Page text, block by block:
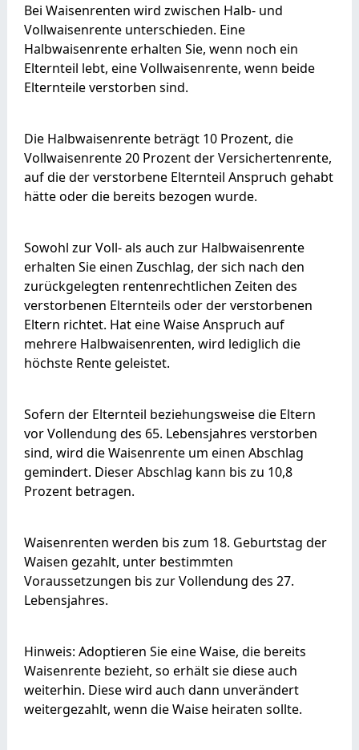
Bei Waisenrenten wird zwischen Halb- und
Vollwaisenrente unterschieden. Eine
Halbwaisenrente erhalten Sie, wenn noch ein
Elternteil lebt, eine Vollwaisenrente, wenn beide
Elternteile verstorben sind.
Die Halbwaisenrente beträgt 10 Prozent, die
Vollwaisenrente 20 Prozent der Versichertenrente,
auf die der verstorbene Elternteil Anspruch gehabt
hätte oder die bereits bezogen wurde.
Sowohl zur Voll- als auch zur Halbwaisenrente
erhalten Sie einen Zuschlag, der sich nach den
zurückgelegten rentenrechtlichen Zeiten des
verstorbenen Elternteils oder der verstorbenen
Eltern richtet. Hat eine Waise Anspruch auf
mehrere Halbwaisenrenten, wird lediglich die
höchste Rente geleistet.
Sofern der Elternteil beziehungsweise die Eltern
vor Vollendung des 65. Lebensjahres verstorben
sind, wird die Waisenrente um einen Abschlag
gemindert. Dieser Abschlag kann bis zu 10,8
Prozent betragen.
Waisenrenten werden bis zum 18. Geburtstag der
Waisen gezahlt, unter bestimmten
Voraussetzungen bis zur Vollendung des 27.
Lebensjahres.
Hinweis: Adoptieren Sie eine Waise, die bereits
Waisenrente bezieht, so erhält sie diese auch
weiterhin. Diese wird auch dann unverändert
weitergezahlt, wenn die Waise heiraten sollte.